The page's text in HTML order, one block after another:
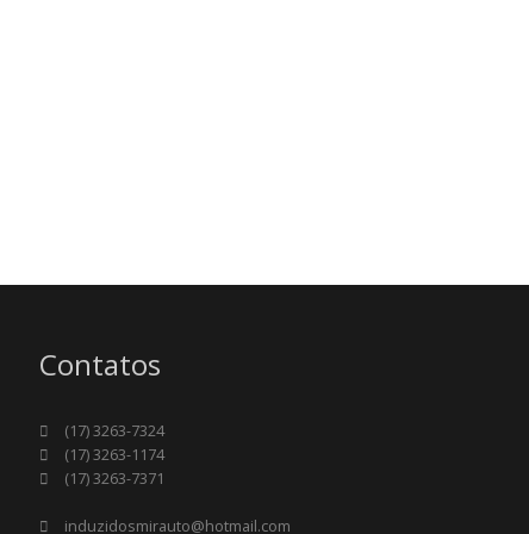
Contatos
(17) 3263-7324
(17) 3263-1174
(17) 3263-7371
induzidosmirauto@hotmail.com